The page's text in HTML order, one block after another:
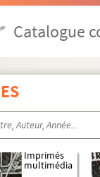
Catalogue
Imprimés
multimédia